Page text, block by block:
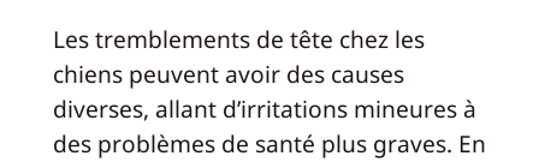
Les tremblements de tête chez les
chiens peuvent avoir des causes
diverses, allant d’irritations mineures à
des problèmes de santé plus graves. En